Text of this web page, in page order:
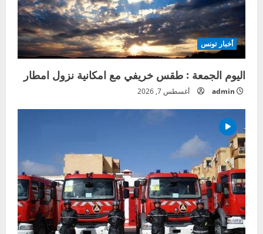
أخبار تونس
اليوم الجمعة : طقس خريفي مع امكانية نزول امطار
admin أغسطس 7, 2026